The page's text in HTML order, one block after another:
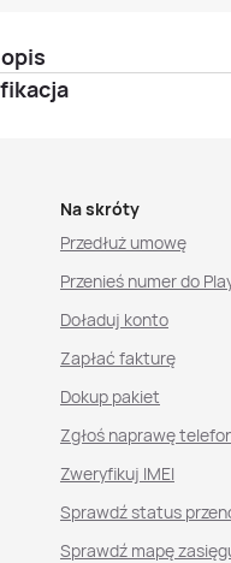
Na skróty
Przedłuż umowę
Przenieś numer do
Doładuj konto
Zapłać fakturę
Dokup pakiet
Zgłoś naprawę
Zweryfikuj IMEI
Sprawdź status
Sprawdź mapę